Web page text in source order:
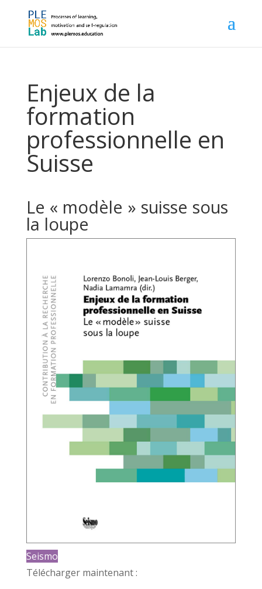
Enjeux de la
formation
professionnelle en
Suisse
Le « modèle » suisse sous
la loupe
Seismo
Télécharger maintenant :